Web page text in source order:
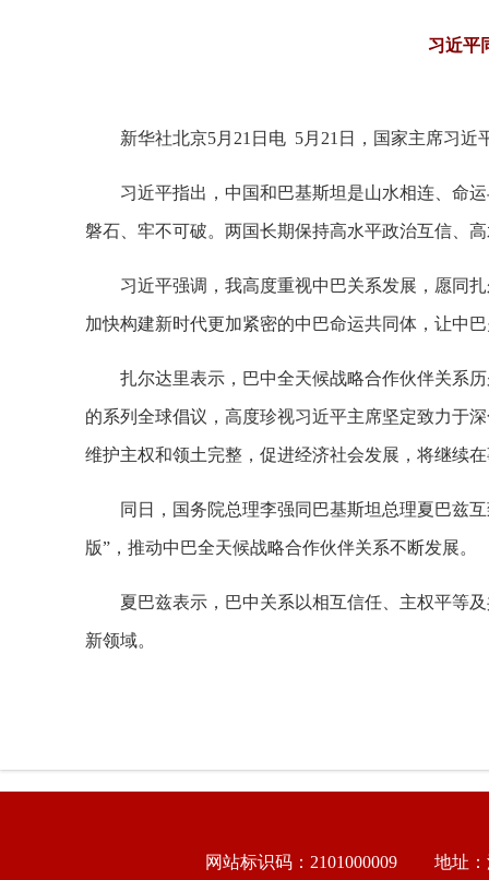
习近平
新华社北京5月21日电 5月21日，国家主席习
习近平指出，中国和巴基斯坦是山水相连、命
磐石、牢不可破。两国长期保持高水平政治互信、
习近平强调，我高度重视中巴关系发展，愿同
加快构建新时代更加紧密的中巴命运共同体，让中
扎尔达里表示，巴中全天候战略合作伙伴关系
的系列全球倡议，高度珍视习近平主席坚定致力于
维护主权和领土完整，促进经济社会发展，将继续
同日，国务院总理李强同巴基斯坦总理夏巴兹
版”，推动中巴全天候战略合作伙伴关系不断发展。
夏巴兹表示，巴中关系以相互信任、主权平等
新领域。
网站标识码：2101000009
地址